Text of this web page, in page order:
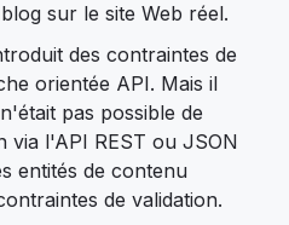
sur le site Web réel.
des contraintes de
orientée API. Mais il
pas possible de
via l'API REST ou JSON
entités de contenu
de validation.